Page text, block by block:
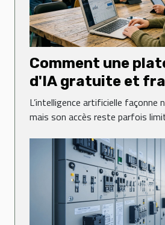
Comment une
d'IA gratuite et
transforme-t-elle
technologie ?
L’intelligence artificielle façonne
mais son accès reste parfois